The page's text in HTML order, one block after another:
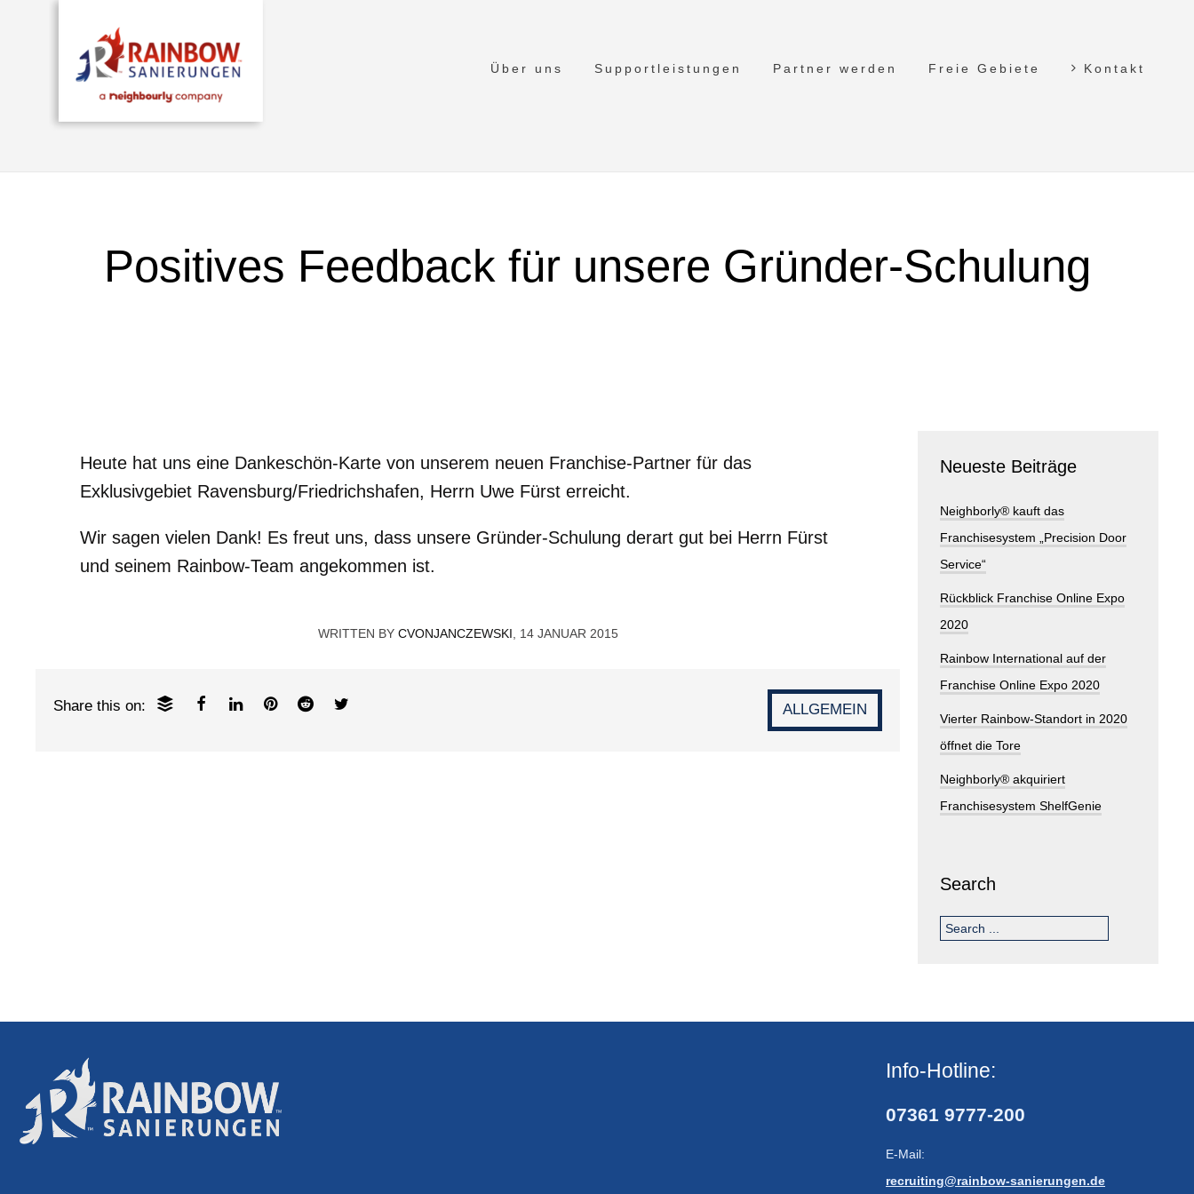
Über uns Supportleistungen Partner werden Freie Gebiete Kontakt
Positives Feedback für unsere Gründer-Schulung
Heute hat uns eine Dankeschön-Karte von unserem neuen Franchise-Partner für das
Exklusivgebiet Ravensburg/Friedrichshafen, Herrn Uwe Fürst erreicht.
Wir sagen vielen Dank! Es freut uns, dass unsere Gründer-Schulung derart gut bei Herrn Fürst
und seinem Rainbow-Team angekommen ist.
WRITTEN BY CVONJANCZEWSKI , 14 JANUAR 2015
Share this on: ALLGEMEIN
Neueste Beiträge
Neighborly® kauft das
Franchisesystem „Precision Door
Service“
Rückblick Franchise Online Expo
2020
Rainbow International auf der
Franchise Online Expo 2020
Vierter Rainbow-Standort in 2020
öffnet die Tore
Neighborly® akquiriert
Franchisesystem ShelfGenie
Search
Info-Hotline:
07361 9777-200
E-Mail:
recruiting@rainbow-sanierungen.de